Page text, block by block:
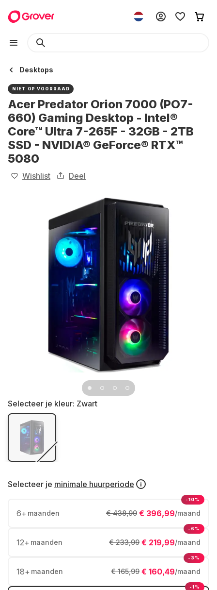
Desktops
NIET OP VOORRAAD
Acer Predator Orion 7000 (PO7-
660) Gaming Desktop - Intel®
Core™ Ultra 7-265F - 32GB - 2TB
SSD - NVIDIA® GeForce® RTX™
5080
Wishlist Deel
Selecteer je kleur: Zwart
Selecteer je minimale huurperiode
6+ maanden € 396,99/maand
€ 438,99
-10%
12+ maanden € 219,99/maand
€ 233,99
-6%
18+ maanden € 160,49/maand
€ 165,99
-3%
-1%